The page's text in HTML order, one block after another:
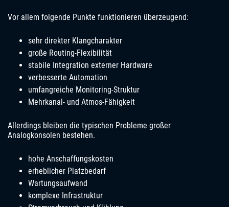
Vor allem folgende Punkte funktionieren überzeugend:
sehr direkter Klangcharakter
große Routing-Flexibilität
stabile Integration externer Hardware
verbesserte Automation
umfangreiche Monitoring-Struktur
Mehrkanal- und Atmos-Fähigkeit
Allerdings bleiben die typischen Probleme großer
Analogkonsolen bestehen.
hohe Anschaffungskosten
erheblicher Platzbedarf
Wartungsaufwand
komplexe Infrastruktur